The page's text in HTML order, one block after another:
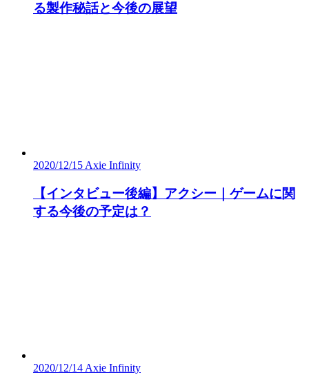
る製作秘話と今後の展望
2020/12/15 Axie Infinity
【インタビュー後編】アクシー｜ゲームに関
する今後の予定は？
2020/12/14 Axie Infinity